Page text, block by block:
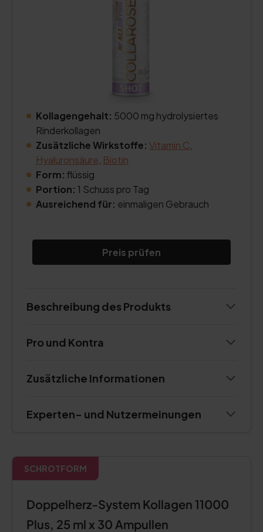
Kollagengehalt: 5000 mg hydrolysiertes
Rinderkollagen
Zusätzliche Wirkstoffe: Vitamin C
Hyaluronsäure Biotin
Form: flüssig
Portion: 1 Schuss pro Tag
Ausreichend für: einmaligen Gebrauch
Preis prüfen
Beschreibung des Produkts
Pro und Kontra
Zusätzliche Informationen
Experten- und Nutzermeinungen
SCHROTFORM
Doppelherz-System Kollagen 11000
Plus, 25 ml x 30 Ampullen